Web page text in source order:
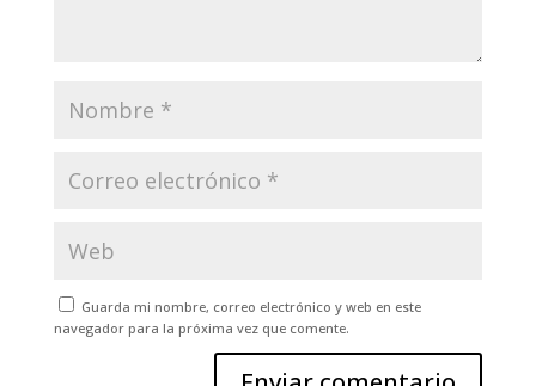
Guarda mi nombre, correo electrónico y web en este
navegador para la próxima vez que comente.